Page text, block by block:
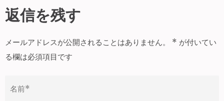
ビ
ゲ
ー
シ
ン
返信を残す
メールアドレスが公開されることはありません。 * が付いてい
る欄は必須項目です